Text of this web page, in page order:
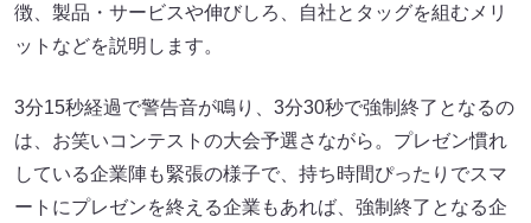
徴、製品・サービスや伸びしろ、自社とタッグを組むメリ
ットなどを説明します。
3分15秒経過で警告音が鳴り、3分30秒で強制終了となるの
は、お笑いコンテストの大会予選さながら。プレゼン慣れ
している企業陣も緊張の様子で、持ち時間ぴったりでスマ
ートにプレゼンを終える企業もあれば、強制終了となる企